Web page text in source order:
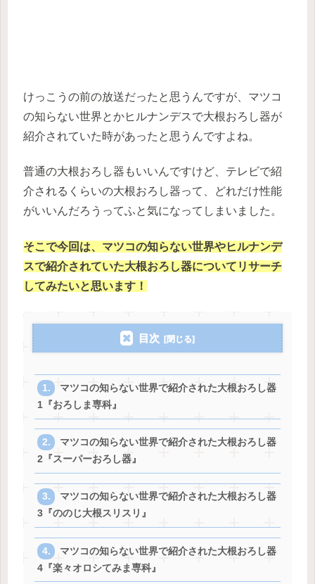
けっこうの前の放送だったと思うんですが、マツコ
の知らない世界とかヒルナンデスで大根おろし器が
紹介されていた時があったと思うんですよね。
普通の大根おろし器もいいんですけど、テレビで紹
介されるくらいの大根おろし器って、どれだけ性能
がいいんだろうってふと気になってしまいました。
そこで今回は、マツコの知らない世界やヒルナンデ
スで紹介されていた大根おろし器についてリサーチ
してみたいと思います！
目次
マツコの知らない世界で紹介された大根おろし器
1『おろしま専科』
マツコの知らない世界で紹介された大根おろし器
2『スーパーおろし器』
マツコの知らない世界で紹介された大根おろし器
3『ののじ大根スリスリ』
マツコの知らない世界で紹介された大根おろし器
4『楽々オロシてみま専科』